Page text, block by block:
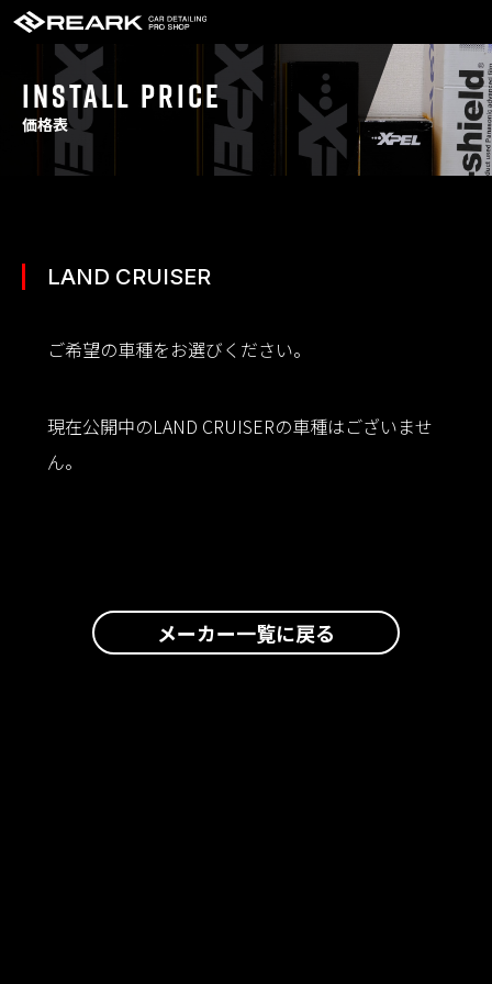
INSTALL PRICE
価格表
LAND CRUISER
ご希望の車種をお選びください。
現在公開中のLAND CRUISERの車種はございませ
ん。
メーカー一覧に戻る